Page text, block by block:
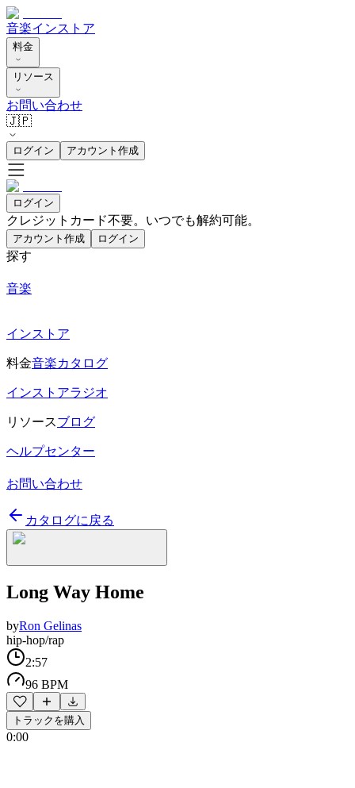
音楽インストア
料金
リソース
お問い合わせ
🇯🇵
ログイン アカウント作成
ログイン
クレジットカード不要。いつでも解約可能。
アカウント作成 ログイン
探す
音楽
インストア
料金音楽カタログ
インストアラジオ
リソースブログ
ヘルプセンター
お問い合わせ
カタログに戻る
Long Way Home
byRon Gelinas
hip-hop/rap
2:57
96 BPM
トラックを購入
0:00